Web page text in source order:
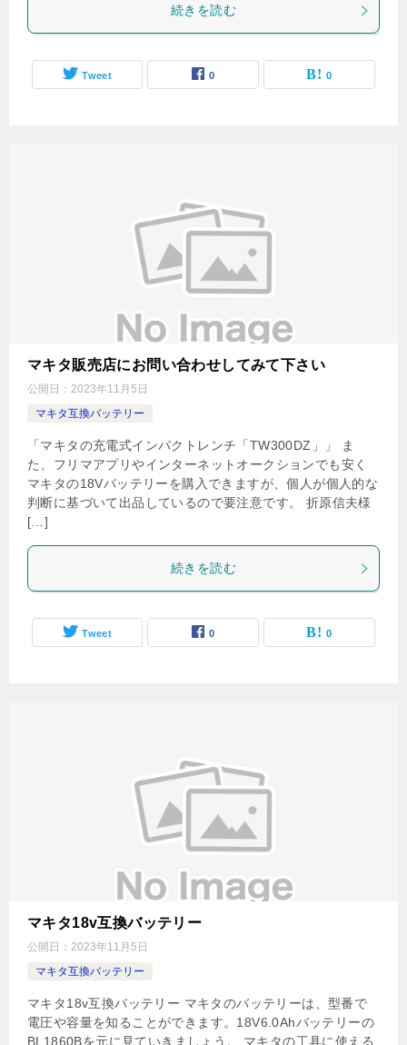
続きを読む
Tweet 0 0
マキタ販売店にお問い合わせしてみて下さい
公開日： 2023年11月5日
マキタ互換バッテリー
「マキタの充電式インパクトレンチ「TW300DZ」」 ま
た、フリマアプリやインターネットオークションでも安く
マキタの18Vバッテリーを購入できますが、個人が個人的な
判断に基づいて出品しているので要注意です。 折原信夫様
[…]
続きを読む
Tweet 0 0
マキタ18v互換バッテリー
公開日： 2023年11月5日
マキタ互換バッテリー
マキタ18v互換バッテリー マキタのバッテリーは、型番で
電圧や容量を知ることができます。18V6.0Ahバッテリーの
BL1860Bを元に見ていきましょう。 マキタの工具に使える